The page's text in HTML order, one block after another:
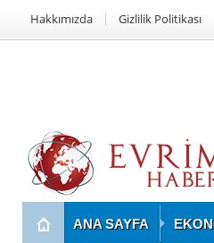
Hakkımızda Gizlilik Politikası
ANA SAYFA